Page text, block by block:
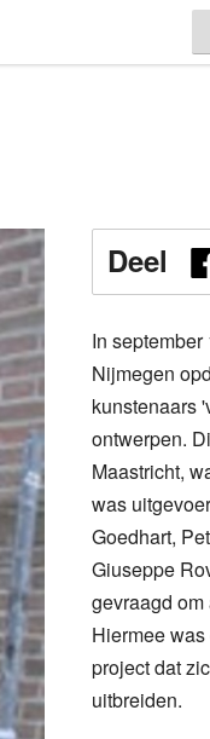
Deel
In
Nijmegen
kunstenaars
ontwerpen.
Maastricht,
was
Goedhart,
Giuseppe
gevraagd
Hiermee
project dat
uitbreiden.